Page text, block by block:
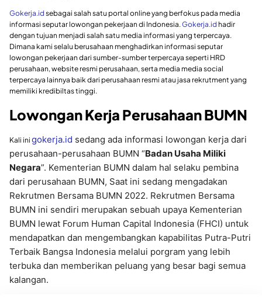
Gokerja.id sebagai salah satu portal online yang berfokus pada media
informasi seputar lowongan pekerjaan di Indonesia. Gokerja.id hadir
dengan tujuan menjadi salah satu media informasi yang terpercaya.
Dimana kami selalu berusahaan menghadirkan informasi seputar
lowongan pekerjaan dari sumber-sumber terpercaya seperti HRD
perusahaan, website resmi perusahaan, serta media media social
terpercaya lainnya baik dari perusahaan resmi atau jasa rekrutment yang
memiliki kredibiltas tinggi.
Lowongan Kerja Perusahaan BUMN
Kali ini gokerja.id sedang ada informasi lowongan kerja dari
perusahaan-perusahaan BUMN “Badan Usaha Miliki
Negara”. Kementerian BUMN dalam hal selaku pembina
dari perusahaan BUMN, Saat ini sedang mengadakan
Rekrutmen Bersama BUMN 2022. Rekrutmen Bersama
BUMN ini sendiri merupakan sebuah upaya Kementerian
BUMN lewat Forum Human Capital Indonesia (FHCI) untuk
mendapatkan dan mengembangkan kapabilitas Putra-Putri
Terbaik Bangsa Indonesia melalui porgram yang lebih
terbuka dan memberikan peluang yang besar bagi semua
kalangan.